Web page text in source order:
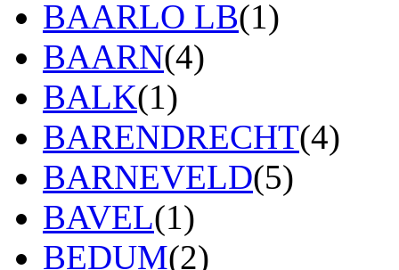
BAARLO LB(1)
BAARN(4)
BALK(1)
BARENDRECHT(4)
BARNEVELD(5)
BAVEL(1)
BEDUM(2)